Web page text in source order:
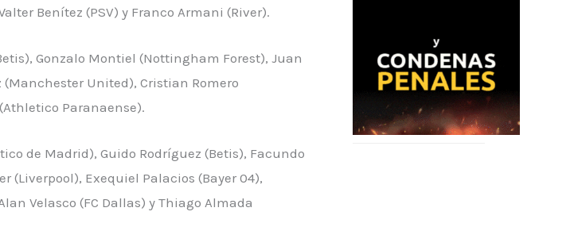
Benítez (PSV) y Franco Armani (River).
Gonzalo Montiel (Nottingham Forest), Juan
United), Cristian Romero
Paranaense).
de Madrid), Guido Rodríguez (Betis), Facundo
(Liverpool), Exequiel Palacios (Bayer 04),
Velasco (FC Dallas) y Thiago Almada